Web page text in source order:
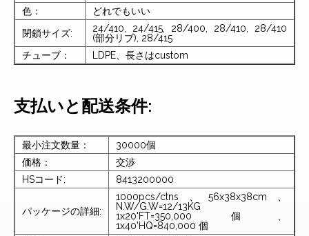
色：
どれでもいい
閉鎖サイズ:
24/410, 24/415, 28/400, 28/410, 28/410
(部分リブ), 28/415
チューブ：
LDPE、長さはcustom
支払いと配送条件:
最小注文数量：
30000個
価格：
交渉
HSコード:
8413200000
パッケージの詳細:
1000pcs/ctns、56x38x38cm、
N.W/G.W=12/13KG
1x20'FT=350,000 個、
1x40'HQ=840,000 個